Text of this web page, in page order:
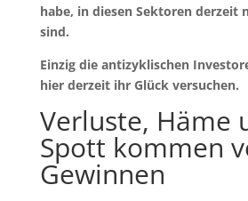
habe, in diesen Sektoren derzeit
sind.
Einzig die antizyklischen
hier derzeit ihr Glück versuchen.
Verluste, Häme
Spott kommen
Gewinnen